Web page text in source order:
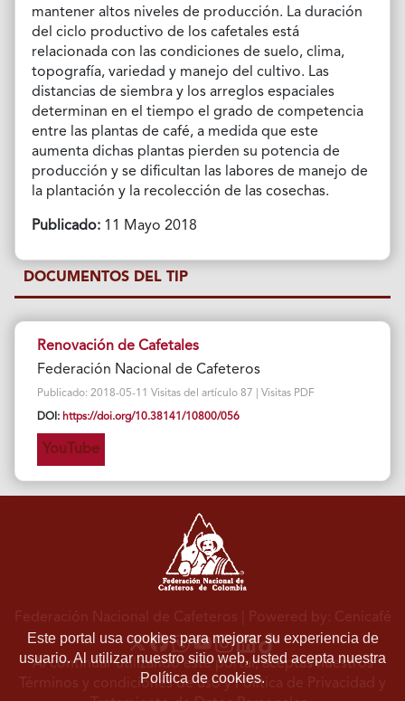
mantener altos niveles de producción. La duración
del ciclo productivo de los cafetales está
relacionada con las condiciones de suelo, clima,
topografía, variedad y manejo del cultivo. Las
distancias de siembra y los arreglos espaciales
determinan en el tiempo el grado de competencia
entre las plantas de café, a medida que este
aumenta dichas plantas pierden su potencia de
producción y se dificultan las labores de manejo de
la plantación y la recolección de las cosechas.
Publicado:11 Mayo 2018
DOCUMENTOS DEL TIP
Renovación de Cafetales
Federación Nacional de Cafeteros
Publicado: 2018-05-11 Visitas del artículo 87 | Visitas PDF
DOI: https://doi.org/10.38141/10800/056
YouTube
Este portal usa cookies para mejorar su experiencia de
usuario. Al utilizar nuestro sitio web, usted acepta nuestra
Política de cookies.
Federación Nacional de Cafeteros | Powered by: Cenicafé
Al continuar utilizando este portal, aceptas nuestros
Términos y condiciones de usoyPolítica de Privacidad y